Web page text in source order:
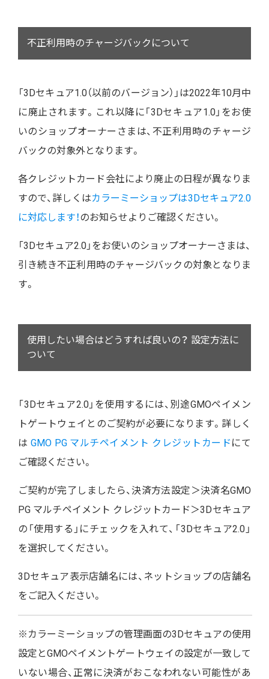
不正利用時のチャージバックについて
「3Dセキュア1.0（以前のバージョン）」は2022年10月中
に廃止されます。これ以降に「3Dセキュア1.0」をお使
いのショップオーナーさまは、不正利用時のチャージ
バックの対象外となります。
各クレジットカード会社により廃止の日程が異なりま
すので、詳しくはカラーミーショップは3Dセキュア2.0
に対応します！のお知らせよりご確認ください。
「3Dセキュア2.0」をお使いのショップオーナーさまは、
引き続き不正利用時のチャージバックの対象となりま
す。
使用したい場合はどうすれば良いの？ 設定方法に
ついて
「3Dセキュア2.0」を使用するには、別途GMOペイメン
トゲートウェイとのご契約が必要になります。詳しく
は GMO PG マルチペイメント クレジットカード にて
ご確認ください。
ご契約が完了しましたら、決済方法設定＞決済名GMO
PG マルチペイメント クレジットカード＞3Dセキュア
の「使用する」にチェックを入れて、「3Dセキュア2.0」
を選択してください。
3Dセキュア表示店舗名には、ネットショップの店舗名
をご記入ください。
※カラーミーショップの管理画面の3Dセキュアの使用
設定とGMOペイメントゲートウェイの設定が一致して
いない場合、正常に決済がおこなわれない可能性があ